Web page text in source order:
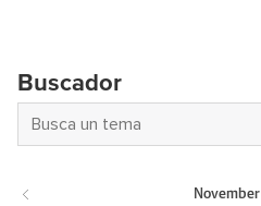
Buscador
November